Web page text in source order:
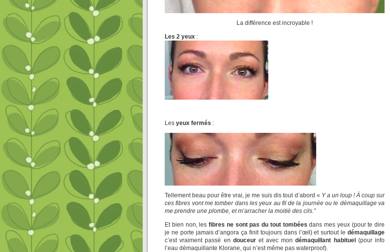
La différence est incroyable !
Les 2 yeux :
Les yeux fermés :
Tellement beau pour être vrai, je me suis dis tout d’abord « Y a un loup ! À coup sur
ces fibres vont me tomber dans les yeux au fil de la journée ou le démaquillage va
me prendre une plombe, et m’arracher la moitié des cils.”
Et bien non, les fibres ne sont pas du tout tombées dans mes yeux (pour te dire
je ne porte jamais d’angora ça finit toujours dans l’œil) et surtout le démaquillage
c’est vraiment passé en douceuret avec mondémaquillant habituel (pour info
l’eau démaquillante Klorane, qui n’est même pas waterproof).